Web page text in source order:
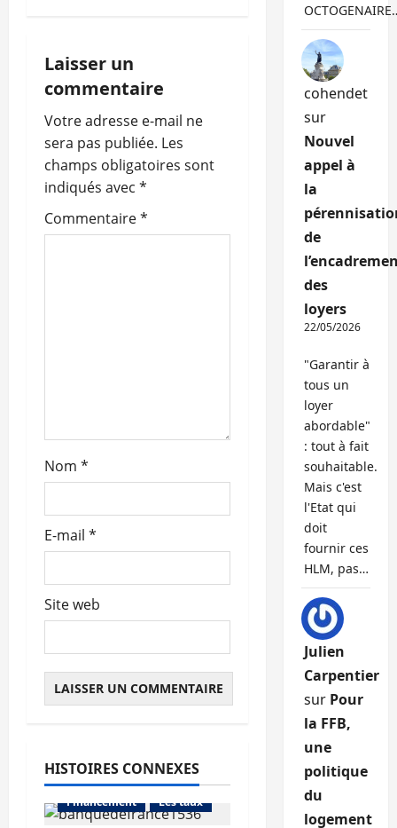
t
i
o
n
d
’
l
Laisser un
commentaire
Votre adresse e-mail ne
sera pas publiée. Les
champs obligatoires sont
indiqués avec *
Commentaire*
Nom *
E-mail *
Site web
HISTOIRES CONNEXES
Abonnés
Financement
Les taux
cohendet
sur
Nouvel
appel à
la
de
des
loyers
22/05/2026
"Garantir à
tous un
loyer
abordable"
: tout à fait
souhaitable.
Mais c'est
l'Etat qui
doit
fournir ces
HLM, pas…
Julien
Carpentier
sur Pour
la FFB,
une
politique
du
logement